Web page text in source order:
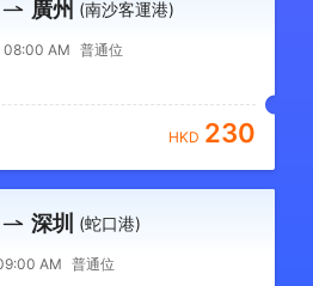
廣州 (南沙客運港)
08:00 AM 普通位
HKD 230
深圳 (蛇口港)
AM 普通位